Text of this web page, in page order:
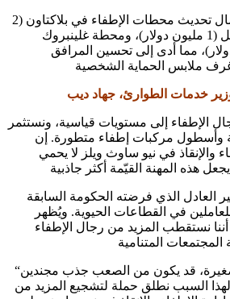
تم الانتهاء مؤخراً من أعمال تحديث محطات الإطفاء في بلاكتاون (2
مليون دولار)، وجلاديسفيل (1 مليون دولار)، ومحطة غلينبروك
(1.36 مليون دولار)، مما أدى إلى تحسين المرافق
الإطفاء إلى مستويات قياسية، ونستثمر
وأسطول مركبات إطفاء متطورة. إن
والإنقاذ في نيو ساوث ويلز لا يحمي
العادل الذي فرضته الحكومة السابقة
في القطاعات الحيوية. ويُظهر
أننا نستقطب المزيد من رجال الإطفاء
“في بعض المجتمعات الصغيرة، قد يكون من الصعب جذب مجندين
السبب نطلق حملة لتشجيع المزيد من